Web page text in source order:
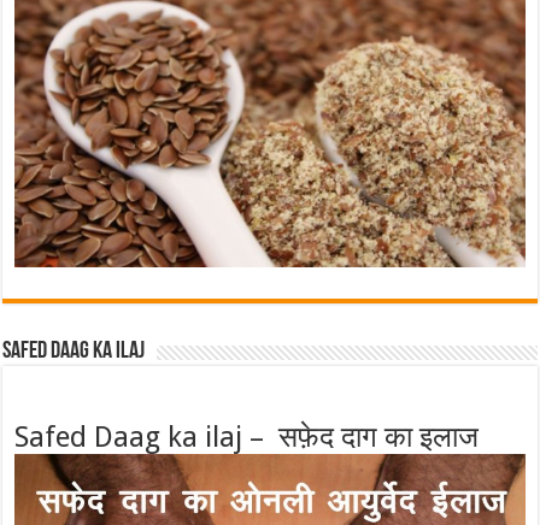
Safed Daag ka ilaj
Safed Daag ka ilaj – सफ़ेद दाग का इलाज